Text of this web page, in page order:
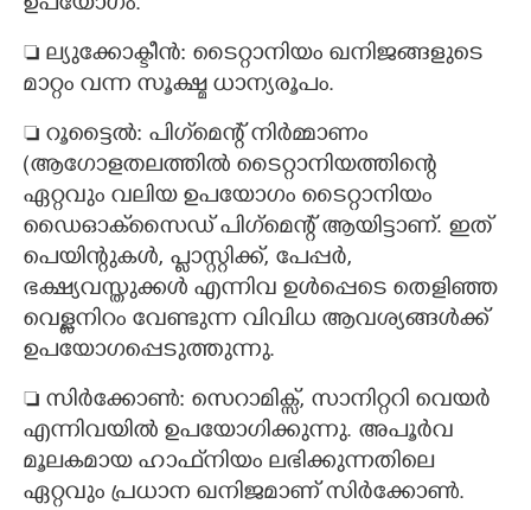
ഉപയോഗം.
 ല്യുക്കോക്ടീൻ: ടൈറ്റാനിയം ഖനിജങ്ങളുടെ
മാറ്റം വന്ന സൂക്ഷ്മ ധാന്യരൂപം.
 റൂട്ടൈൽ: പി​ഗ്‌മെന്റ് നിർമ്മാണം
(ആഗോളതലത്തിൽ ടൈറ്റാനി​യത്തി​ന്റെ
ഏറ്റവും വലിയ ഉപയോഗം ടൈറ്റാനി​യം
ഡൈഓക്‌സൈഡ് പിഗ്മെന്റ് ആയിട്ടാണ്. ഇത്
പെയിന്റുകൾ, പ്ലാസ്റ്റിക്ക്,​ പേപ്പർ,
ഭക്ഷ്യവസ്തുക്കൾ എന്നിവ ഉൾപ്പെടെ തെളിഞ്ഞ
വെള്ളനിറം വേണ്ടുന്ന വിവിധ ആവശ്യങ്ങൾക്ക്
ഉപയോഗപ്പെടുത്തുന്നു.
 സിർക്കോൺ: സെറാമിക്സ്, സാനിറ്ററി വെയർ
എന്നിവയിൽ ഉപയോഗിക്കുന്നു. അപൂർവ
മൂലകമായ ഹാഫ്‌നി​യം ലഭിക്കുന്നതിലെ
ഏറ്റവും പ്രധാന ഖനിജമാണ് സിർക്കോൺ.